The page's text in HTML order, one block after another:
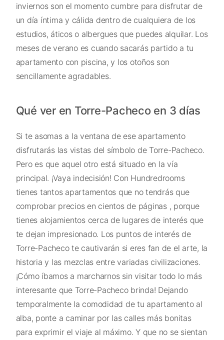
inviernos son el momento cumbre para disfrutar de
un día íntima y cálida dentro de cualquiera de los
estudios, áticos o albergues que puedes alquilar. Los
meses de verano es cuando sacarás partido a tu
apartamento con piscina, y los otoños son
sencillamente agradables.
Qué ver en Torre-Pacheco en 3 días
Si te asomas a la ventana de ese apartamento
disfrutarás las vistas del símbolo de Torre-Pacheco.
Pero es que aquel otro está situado en la vía
principal. ¡Vaya indecisión! Con Hundredrooms
tienes tantos apartamentos que no tendrás que
comprobar precios en cientos de páginas , porque
tienes alojamientos cerca de lugares de interés que
te dejan impresionado. Los puntos de interés de
Torre-Pacheco te cautivarán si eres fan de el arte, la
historia y las mezclas entre variadas civilizaciones.
¡Cómo íbamos a marcharnos sin visitar todo lo más
interesante que Torre-Pacheco brinda! Dejando
temporalmente la comodidad de tu apartamento al
alba, ponte a caminar por las calles más bonitas
para exprimir el viaje al máximo. Y que no se sientan